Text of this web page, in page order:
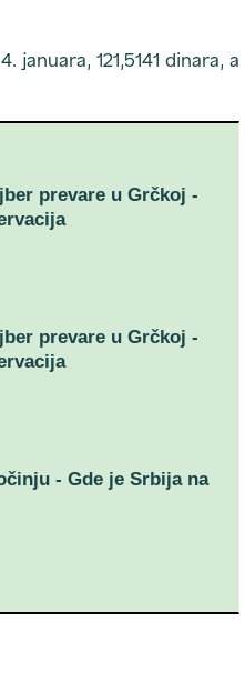
januara, 121,5141 dinara, a
prevare u Grčkoj -
prevare u Grčkoj -
- Gde je Srbija na